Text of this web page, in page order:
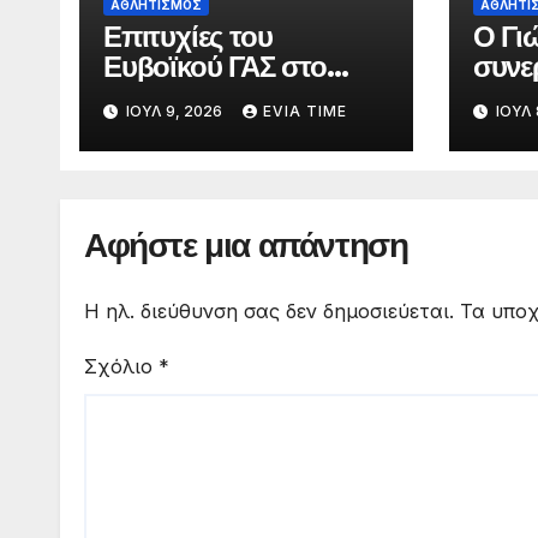
ΑΘΛΗΤΙΣΜΟΣ
Επιτυχίες του
Ευβοϊκού ΓΑΣ στο
Πανελλήνιο
Πρωτάθλημα Στίβου
Κ20
ΙΟΎΛ 9, 2026 EVIA TIME
Ο
ΙΟΎΛ
Αφήστε μια απάντηση
Η ηλ. διεύθυνση σας δεν δημοσιεύεται. Τα
Σχόλιο *